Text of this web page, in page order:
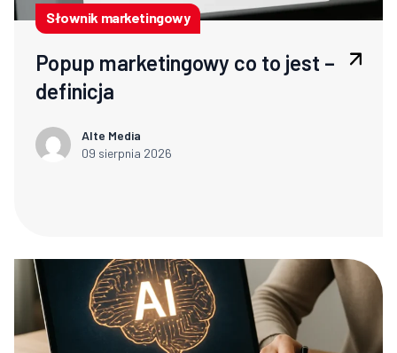
Słownik marketingowy
Popup marketingowy co to jest –
definicja
Alte Media
09 sierpnia 2026